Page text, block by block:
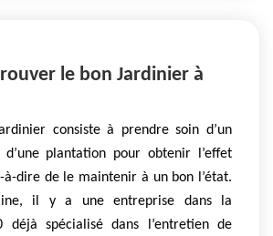
le bon Jardinier à
consiste à prendre soin d’un
plantation pour obtenir l’effet
à-dire de le maintenir à un bon l’état.
il y a une entreprise dans la
déjà spécialisé dans l’entretien de